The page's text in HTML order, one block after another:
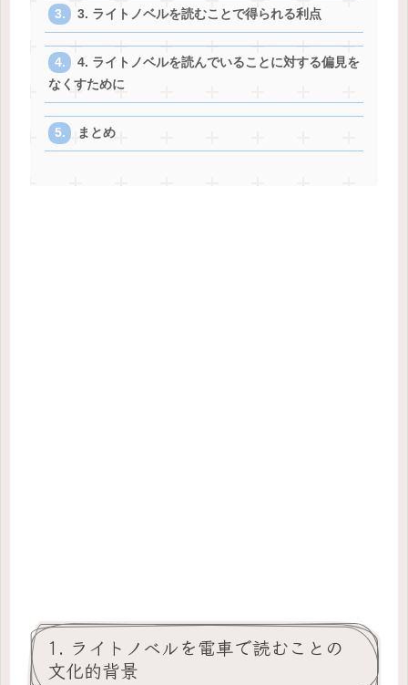
3. ライトノベルを読むことで得られる利点
4. ライトノベルを読んでいることに対する偏見を
なくすために
まとめ
1. ライトノベルを電車で読むことの
文化的背景